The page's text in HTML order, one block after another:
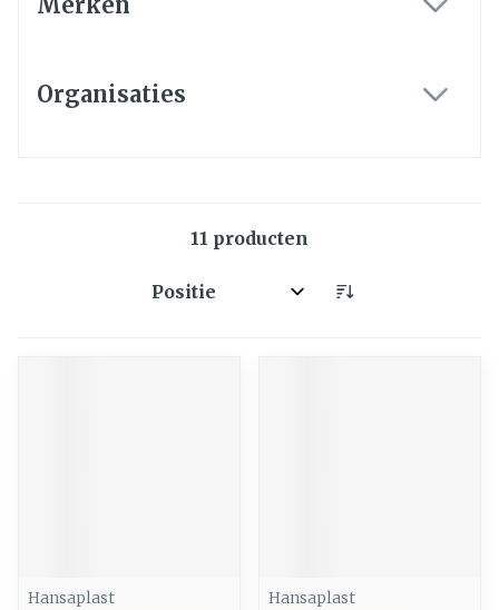
Organisaties
11 producten
Sorteer op:
Hansaplast
Hansaplast